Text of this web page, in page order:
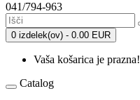
041/794-963
0 izdelek(ov) - 0.00 EUR
Vaša košarica je prazna!
Catalog